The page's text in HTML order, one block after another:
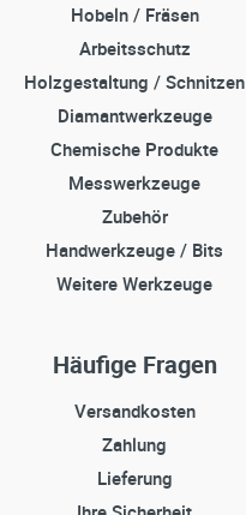
Hobeln / Fräsen
Arbeitsschutz
Holzgestaltung / Schnitzen
Diamantwerkzeuge
Chemische Produkte
Messwerkzeuge
Zubehör
Handwerkzeuge / Bits
Weitere Werkzeuge
Häufige Fragen
Versandkosten
Zahlung
Lieferung